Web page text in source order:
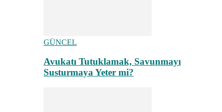
GÜNCEL
Avukatı Tutuklamak, Savunmayı
Susturmaya Yeter mi?